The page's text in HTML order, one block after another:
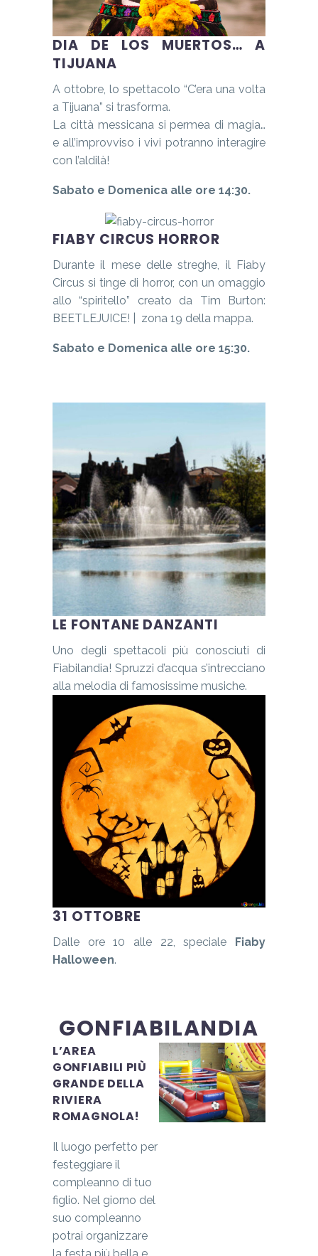
DIA DE LOS MUERTOS… A
TIJUANA
A ottobre, lo spettacolo “C’era una volta
a Tijuana” si trasforma.
La città messicana si permea di magia…
e all’improvviso i vivi potranno interagire
con l’aldilà!
Sabato e Domenica alle ore 14:30.
FIABY CIRCUS HORROR
Durante il mese delle streghe, il Fiaby
Circus si tinge di horror, con un omaggio
allo “spiritello” creato da Tim Burton:
BEETLEJUICE! | zona 19 della mappa.
Sabato e Domenica alle ore 15:30.
LE FONTANE DANZANTI
Uno degli spettacoli più conosciuti di
Fiabilandia! Spruzzi d’acqua s’intrecciano
alla melodia di famosissime musiche.
31 OTTOBRE
Dalle ore 10 alle 22, speciale Fiaby
Halloween.
GONFIABILANDIA
L’AREA
GONFIABILI PIÙ
GRANDE DELLA
RIVIERA
ROMAGNOLA!
Il luogo perfetto per
festeggiare il
compleanno di tuo
figlio. Nel giorno del
suo compleanno
potrai organizzare